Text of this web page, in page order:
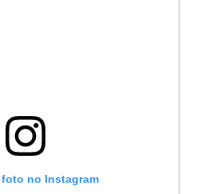
foto no Instagram